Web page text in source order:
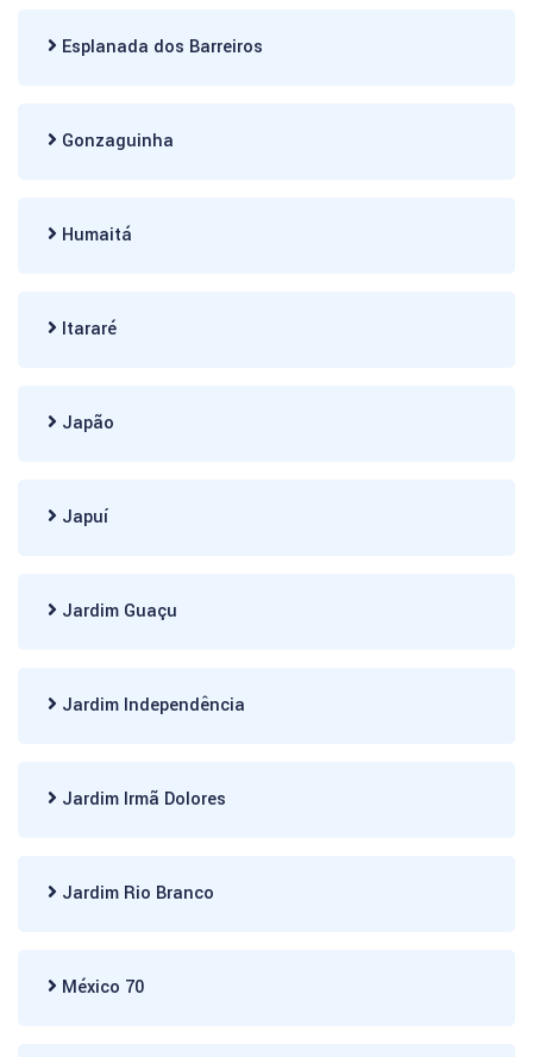
Esplanada dos Barreiros
Gonzaguinha
Humaitá
Itararé
Japão
Japuí
Jardim Guaçu
Jardim Independência
Jardim Irmã Dolores
Jardim Rio Branco
México 70